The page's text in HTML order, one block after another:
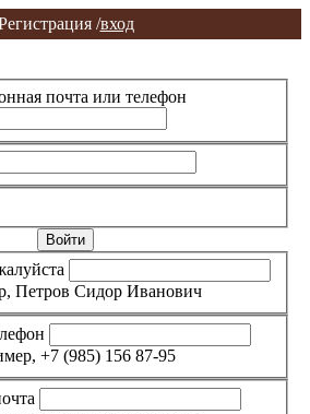
/вход
почта или телефон
Петров Сидор Иванович
+7 (985) 156 87-95